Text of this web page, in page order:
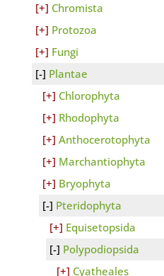
Chromista
Protozoa
Fungi
Plantae
Chlorophyta
Rhodophyta
Anthocerotophyta
Marchantiophyta
Bryophyta
Pteridophyta
Equisetopsida
Polypodiopsida
Cyatheales